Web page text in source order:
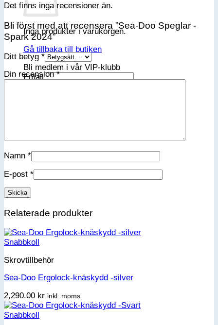
Inga produkter i varukorgen.
Gå tillbaka till butiken
Bli medlem i vår VIP-klubb
Email
Det finns inga recensioner än.
Bli först med att recensera ”Sea-Doo Speglar -
Spark 2024”
Ditt betyg *
Din recension*
Namn *
E-post *
Relaterade produkter
Snabbkoll
Skrovtillbehör
Sea-Doo Ergolock-knäskydd -silver
2,290.00 kr inkl. moms
Snabbkoll